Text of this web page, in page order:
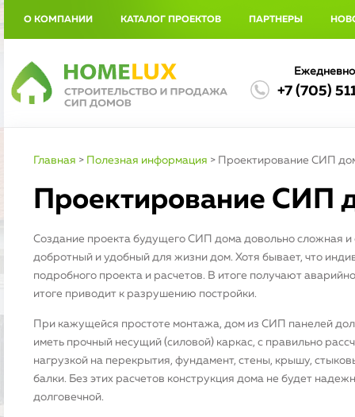
О КОМПАНИИ КАТАЛОГ ПРОЕКТОВ ПАРТНЕРЫ
+7 (705)
Главная > Полезная информация > Проектирование СИП
Проектирование СИП
Создание проекта будущего СИП дома довольно сложная и
добротный и удобный для жизни дом. Хотя бывает, что
подробного проекта и расчетов. В итоге получают
итоге приводит к разрушению постройки.
При кажущейся простоте монтажа, дом из СИП панелей
иметь прочный несущий (силовой) каркас, с правильно
нагрузкой на перекрытия, фундамент, стены, крышу,
балки. Без этих расчетов конструкция дома не будет
долговечной.